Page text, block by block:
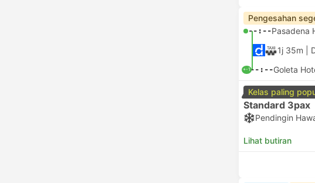
Pengesahan
--:--Pasadena
1j 35m |
+-1--:--Goleta
Kelas paling
Standard 3pax
Pendingin
Lihat butiran